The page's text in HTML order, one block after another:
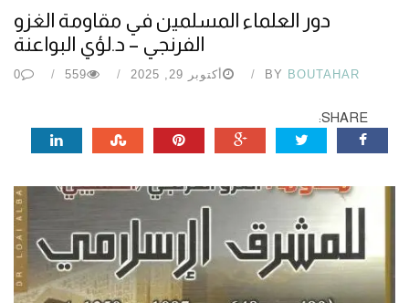
دور العلماء المسلمين في مقاومة الغزو
الفرنجي – د.لؤي البواعنة
BY BOUTAHAR أكتوبر 29, 2025 559
0
SHARE: